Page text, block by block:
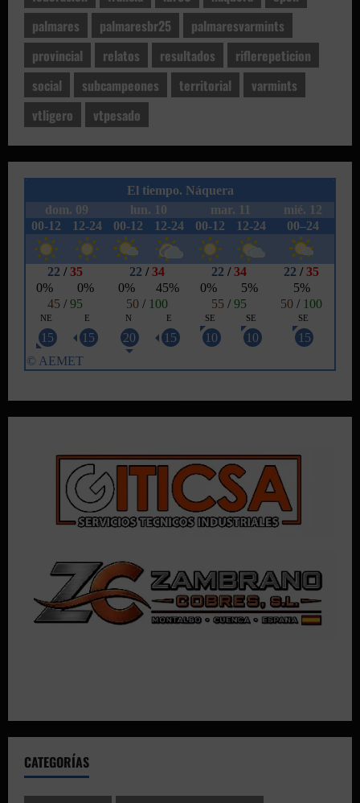
palmares
palmaresbr25
palmaresvarmints
provincial
relatos resultados
riflerepeticion
social
subcampeones territorial
varmints
vtligero
vtpesado
CATEGORÍAS